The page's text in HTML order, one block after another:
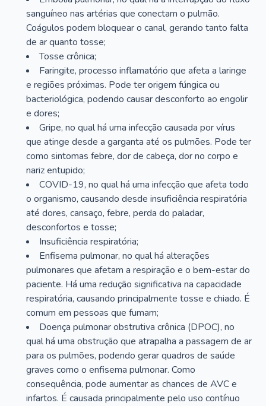
sanguíneo nas artérias que conectam o pulmão.
Coágulos podem bloquear o canal, gerando tanto falta
de ar quanto tosse;
Tosse crônica;
Faringite, processo inflamatório que afeta a laringe
e regiões próximas. Pode ter origem fúngica ou
bacteriológica, podendo causar desconforto ao engolir
e dores;
Gripe, no qual há uma infecção causada por vírus
que atinge desde a garganta até os pulmões. Pode ter
como sintomas febre, dor de cabeça, dor no corpo e
nariz entupido;
COVID-19, no qual há uma infecção que afeta todo
o organismo, causando desde insuficiência respiratória
até dores, cansaço, febre, perda do paladar,
desconfortos e tosse;
Insuficiência respiratória;
Enfisema pulmonar, no qual há alterações
pulmonares que afetam a respiração e o bem-estar do
paciente. Há uma redução significativa na capacidade
respiratória, causando principalmente tosse e chiado. É
comum em pessoas que fumam;
Doença pulmonar obstrutiva crônica (DPOC), no
qual há uma obstrução que atrapalha a passagem de ar
para os pulmões, podendo gerar quadros de saúde
graves como o enfisema pulmonar. Como
consequência, pode aumentar as chances de AVC e
infartos. É causada principalmente pelo uso contínuo